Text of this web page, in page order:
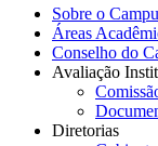
Sobre o
Áreas
Conselho do
Avaliação
Diretorias